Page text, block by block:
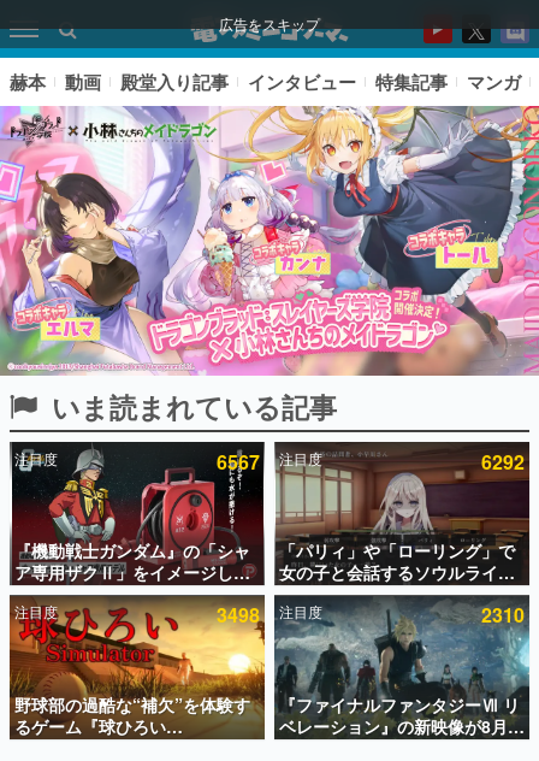
広告をスキップ
ピックアップ
電ファミのいま読まれている記事ランキング
アプリセール情報
インタビュー
連載・特集一覧
殿堂入り記事
SNS拡散数が数千以上！ ページビュー数万以上！ などな
ど。多くの人々に読まれた、電ファミ渾身の“殿堂入り”記
事をまとめました。
赫本 動画 殿堂入り記事 インタビュー 特集記事 マンガ
いま読まれている記事
注目度 6567
『機動戦士ガンダム』の「シャ
ア専用ザクⅡ」をイメージした
散水ホースリールが予約開始。
本体にはシャアのパーソナルマ
ークやジオン公国軍のエンブレ
ム、型式番号などを配置
注目度 6292
「パリィ」や「ローリング」で
女の子と会話するソウルライク
恋愛ゲーム『小早川さんはソウ
ルライク』無料公開。返事に失
敗すると「YOU DIED」
注目度 3498
野球部の過酷な“補欠”を体験す
るゲーム『球ひろい
Simulator』が「1件」のウィッ
注目度 2310
『ファイナルファンタジーⅦ リ
ベレーション』の新映像が8月
26日早朝に公開へ。『FF7』リ